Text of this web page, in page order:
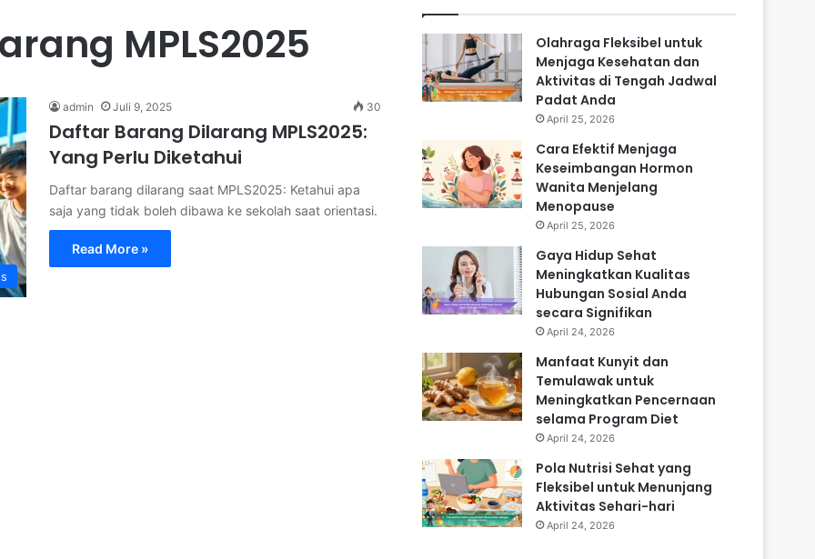
MPLS2025
admin Juli 9, 2025 30
Daftar Barang Dilarang MPLS2025:
Yang Perlu Diketahui
Daftar barang dilarang saat MPLS2025: Ketahui apa
saja yang tidak boleh dibawa ke sekolah saat orientasi.
Read More »
Olahraga Fleksibel untuk
Menjaga Kesehatan dan
Aktivitas di Tengah Jadwal
Padat Anda
April 25, 2026
Cara Efektif Menjaga
Keseimbangan Hormon
Wanita Menjelang
Menopause
April 25, 2026
Gaya Hidup Sehat
Meningkatkan Kualitas
Hubungan Sosial Anda
secara Signifikan
April 24, 2026
Manfaat Kunyit dan
Temulawak untuk
Meningkatkan Pencernaan
selama Program Diet
April 24, 2026
Pola Nutrisi Sehat yang
Fleksibel untuk Menunjang
Aktivitas Sehari-hari
April 24, 2026